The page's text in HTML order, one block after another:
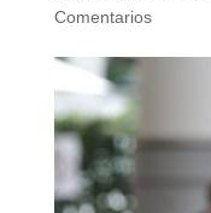
Comentarios